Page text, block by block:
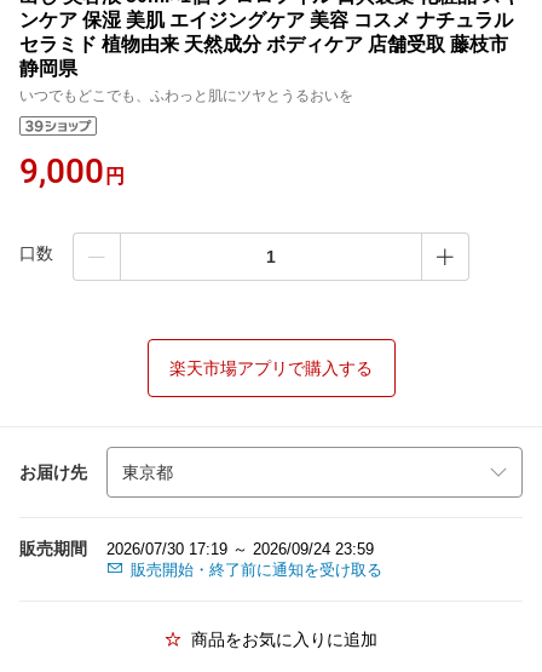
ンケア 保湿 美肌 エイジングケア 美容 コスメ ナチュラル
セラミド 植物由来 天然成分 ボディケア 店舗受取 藤枝市
静岡県
いつでもどこでも、ふわっと肌にツヤとうるおいを
9,000 円
口数
楽天市場アプリで購入する
お届け先
販売期間
2026/07/30 17:19 ～ 2026/09/24 23:59
販売開始・終了前に通知を受け取る
商品をお気に入りに追加